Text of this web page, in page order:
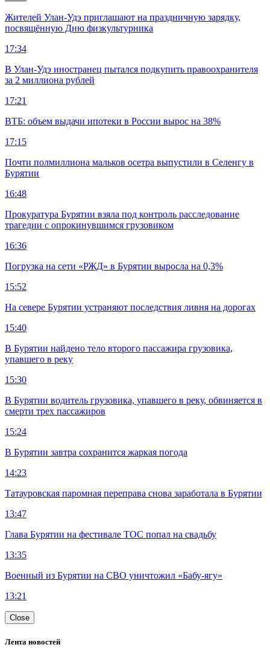
Жителей Улан-Удэ приглашают на праздничную зарядку,
посвящённую Дню физкультурника
17:34
В Улан-Удэ иностранец пытался подкупить правоохранителя
за 2 миллиона рублей
17:21
ВТБ: объем выдачи ипотеки в России вырос на 38%
17:15
Почти полмиллиона мальков осетра выпустили в Селенгу в
Бурятии
16:48
Прокуратура Бурятии взяла под контроль расследование
трагедии с опрокинувшимся грузовиком
16:36
Погрузка на сети «РЖД» в Бурятии выросла на 0,3%
15:52
На севере Бурятии устраняют последствия ливня на дорогах
15:40
В Бурятии найдено тело второго пассажира грузовика,
упавшего в реку
15:30
В Бурятии водитель грузовика, упавшего в реку, обвиняется в
смерти трех пассажиров
15:24
В Бурятии завтра сохранится жаркая погода
14:23
Татауровская паромная переправа снова заработала в Бурятии
13:47
Глава Бурятии на фестивале ТОС попал на свадьбу
13:35
Военный из Бурятии на СВО уничтожил «Бабу-ягу»
13:21
Close
Лента новостей